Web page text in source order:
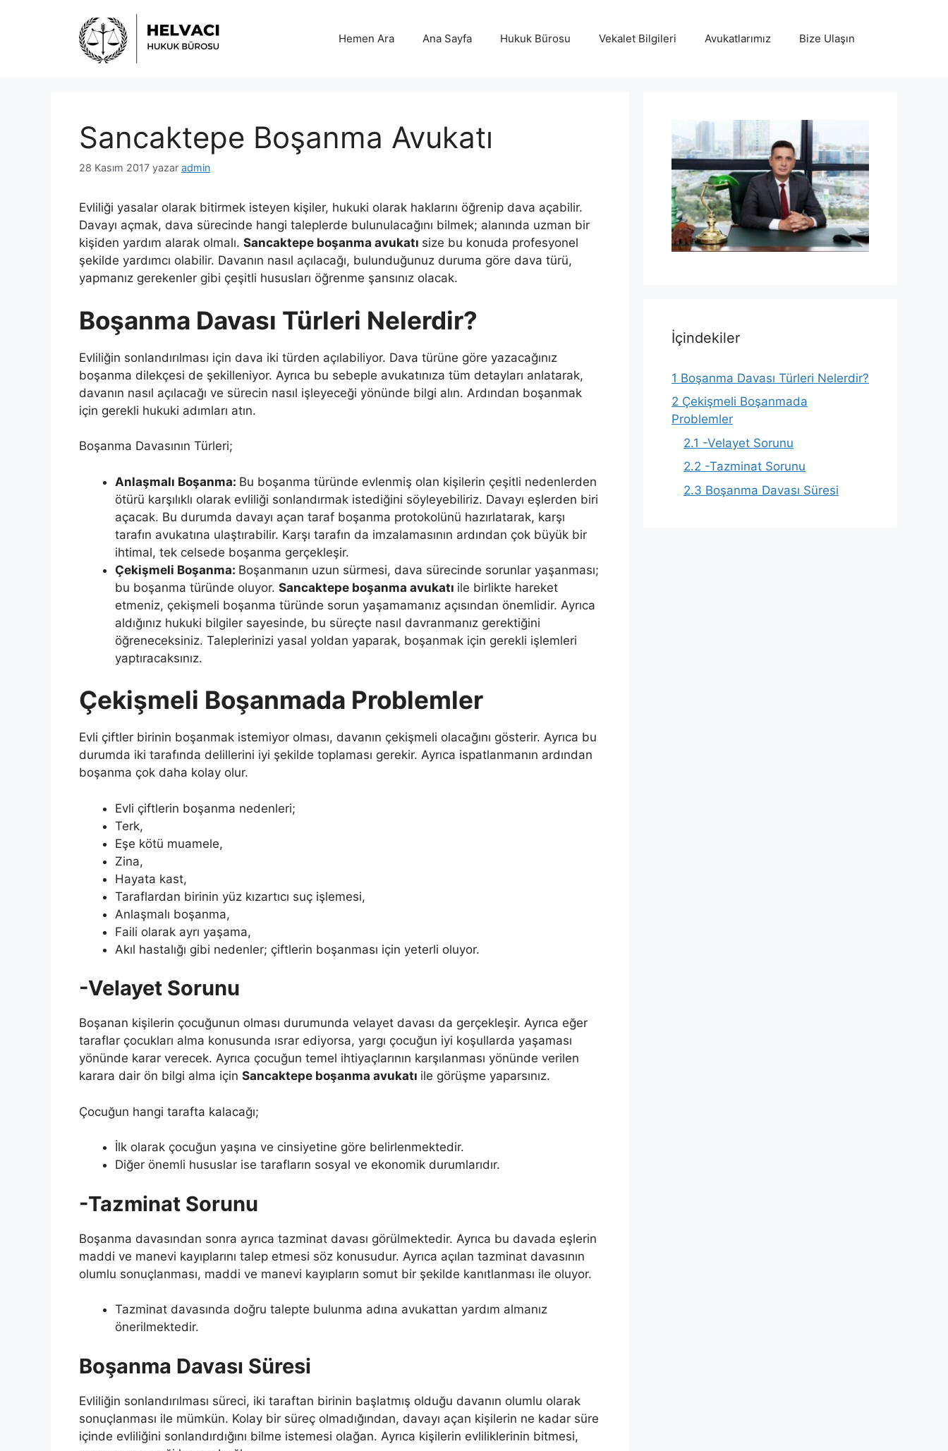
Hemen Ara Ana Sayfa Hukuk Bürosu Vekalet Bilgileri Avukatlarımız Bize Ulaşın
Sancaktepe Boşanma Avukatı
28 Kasım 2017 yazar admin
Evliliği yasalar olarak bitirmek isteyen kişiler, hukuki olarak haklarını öğrenip dava açabilir.
Davayı açmak, dava sürecinde hangi taleplerde bulunulacağını bilmek; alanında uzman bir
kişiden yardım alarak olmalı. Sancaktepe boşanma avukatı size bu konuda profesyonel
şekilde yardımcı olabilir. Davanın nasıl açılacağı, bulunduğunuz duruma göre dava türü,
yapmanız gerekenler gibi çeşitli hususları öğrenme şansınız olacak.
Boşanma Davası Türleri Nelerdir?
Evliliğin sonlandırılması için dava iki türden açılabiliyor. Dava türüne göre yazacağınız
boşanma dilekçesi de şekilleniyor. Ayrıca bu sebeple avukatınıza tüm detayları anlatarak,
davanın nasıl açılacağı ve sürecin nasıl işleyeceği yönünde bilgi alın. Ardından boşanmak
için gerekli hukuki adımları atın.
Boşanma Davasının Türleri;
Anlaşmalı Boşanma: Bu boşanma türünde evlenmiş olan kişilerin çeşitli nedenlerden
ötürü karşılıklı olarak evliliği sonlandırmak istediğini söyleyebiliriz. Davayı eşlerden biri
açacak. Bu durumda davayı açan taraf boşanma protokolünü hazırlatarak, karşı
tarafın avukatına ulaştırabilir. Karşı tarafın da imzalamasının ardından çok büyük bir
ihtimal, tek celsede boşanma gerçekleşir.
Çekişmeli Boşanma: Boşanmanın uzun sürmesi, dava sürecinde sorunlar yaşanması;
bu boşanma türünde oluyor. Sancaktepe boşanma avukatı ile birlikte hareket
etmeniz, çekişmeli boşanma türünde sorun yaşamamanız açısından önemlidir. Ayrıca
aldığınız hukuki bilgiler sayesinde, bu süreçte nasıl davranmanız gerektiğini
öğreneceksiniz. Taleplerinizi yasal yoldan yaparak, boşanmak için gerekli işlemleri
yaptıracaksınız.
Çekişmeli Boşanmada Problemler
Evli çiftler birinin boşanmak istemiyor olması, davanın çekişmeli olacağını gösterir. Ayrıca bu
durumda iki tarafında delillerini iyi şekilde toplaması gerekir. Ayrıca ispatlanmanın ardından
boşanma çok daha kolay olur.
Evli çiftlerin boşanma nedenleri;
Terk,
Eşe kötü muamele,
Zina,
Hayata kast,
Taraflardan birinin yüz kızartıcı suç işlemesi,
Anlaşmalı boşanma,
Faili olarak ayrı yaşama,
Akıl hastalığı gibi nedenler; çiftlerin boşanması için yeterli oluyor.
-Velayet Sorunu
Boşanan kişilerin çocuğunun olması durumunda velayet davası da gerçekleşir. Ayrıca eğer
taraflar çocukları alma konusunda ısrar ediyorsa, yargı çocuğun iyi koşullarda yaşaması
yönünde karar verecek. Ayrıca çocuğun temel ihtiyaçlarının karşılanması yönünde verilen
karara dair ön bilgi alma için Sancaktepe boşanma avukatı ile görüşme yaparsınız.
Çocuğun hangi tarafta kalacağı;
İlk olarak çocuğun yaşına ve cinsiyetine göre belirlenmektedir.
Diğer önemli hususlar ise tarafların sosyal ve ekonomik durumlarıdır.
-Tazminat Sorunu
Boşanma davasından sonra ayrıca tazminat davası görülmektedir. Ayrıca bu davada eşlerin
maddi ve manevi kayıplarını talep etmesi söz konusudur. Ayrıca açılan tazminat davasının
olumlu sonuçlanması, maddi ve manevi kayıpların somut bir şekilde kanıtlanması ile oluyor.
Tazminat davasında doğru talepte bulunma adına avukattan yardım almanız
önerilmektedir.
Boşanma Davası Süresi
Evliliğin sonlandırılması süreci, iki taraftan birinin başlatmış olduğu davanın olumlu olarak
sonuçlanması ile mümkün. Kolay bir süreç olmadığından, davayı açan kişilerin ne kadar süre
içinde evliliğini sonlandırdığını bilme istemesi olağan. Ayrıca kişilerin evliliklerinin bitmesi,
İçindekiler
1 Boşanma Davası Türleri Nelerdir?
2 Çekişmeli Boşanmada
Problemler
2.1 -Velayet Sorunu
2.2 -Tazminat Sorunu
2.3 Boşanma Davası Süresi